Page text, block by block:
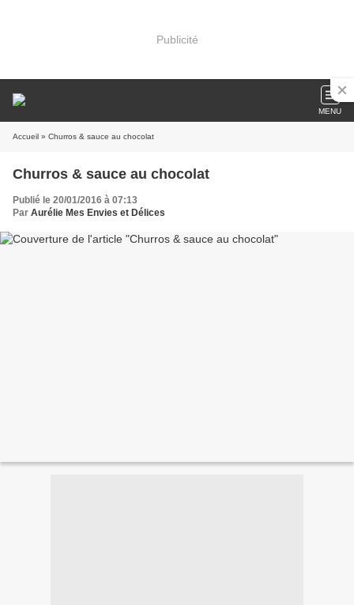
Publicité
MENU
Accueil » Churros & sauce au chocolat
Churros & sauce au chocolat
Publié le 20/01/2016 à 07:13
Par Aurélie Mes Envies et Délices